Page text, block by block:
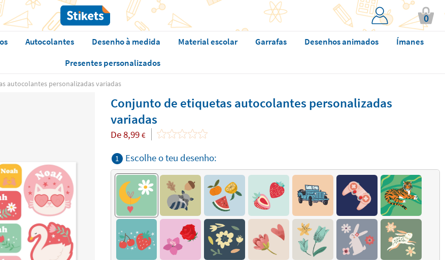
0
Autocolantes Desenho à medida Material escolar Garrafas Desenhos animados
Ímanes
Presentes personalizados
autocolantes personalizadas variadas
Conjunto de etiquetas autocolantes personalizadas
variadas
De8,99 €
1 Escolhe o teu desenho: